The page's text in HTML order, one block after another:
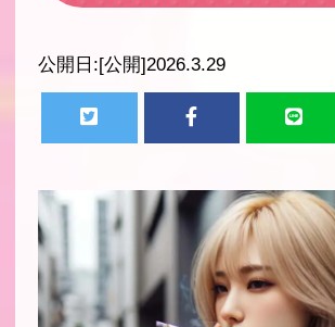
公開日:[公開]2026.3.29